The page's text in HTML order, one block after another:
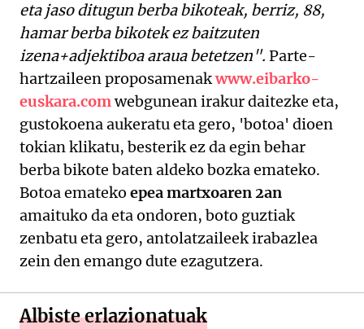
eta jaso ditugun berba bikoteak, berriz, 88,
hamar berba bikotek ez baitzuten
izena+adjektiboa araua betetzen". Parte-
hartzaileen proposamenakwww.eibarko-
euskara.comwebgunean irakur daitezke eta,
gustokoena aukeratu eta gero, 'botoa' dioen
tokian klikatu, besterik ez da egin behar
berba bikote baten aldeko bozka emateko.
Botoa emateko epea martxoaren 2an
amaituko da eta ondoren, boto guztiak
zenbatu eta gero, antolatzaileek irabazlea
zein den emango dute ezagutzera.
Albiste erlazionatuak